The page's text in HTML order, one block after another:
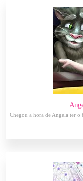
Chegou a hora de Angela ter o